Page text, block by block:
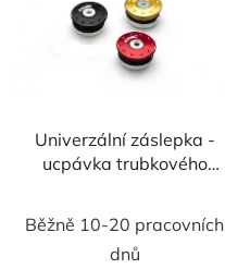
Univerzální záslepka -
ucpávka trubkového
Běžně 10-20 pracovních
dnů